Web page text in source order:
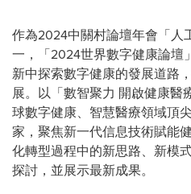
作為2024中關村論壇年會 「人
一，
「2024世界數字健康論壇
新中探索數字健康的發展道路
展。以 「數智聚力 開啟健康醫
球數字健康、智慧醫療領域頂
家，聚焦新一代信息技術賦能
化轉型過程中的新思路、新模
探討，並展示最新成果。